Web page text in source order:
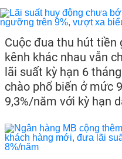
Cuộc đua thu hút tiền
kênh khác nhau vẫn
lãi suất kỳ hạn 6
chào phổ biến ở mức
9,3%/năm với kỳ hạn